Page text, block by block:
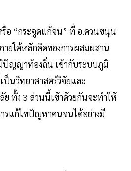
อ “กระจูดแก้จน” ที่ อ.ควนขนุน
ายใต้หลักคิดของการผสมผสาน
ปัญญาท้องถิ่น เข้ากับระบบภูมิ
ป็นวิทยาศาสตร์วิจัยและ
ย ทั้ง 3 ส่วนนี้เข้าด้วยกันจะทำให้
รแก้ไขปัญหาคนจนได้อย่างมี